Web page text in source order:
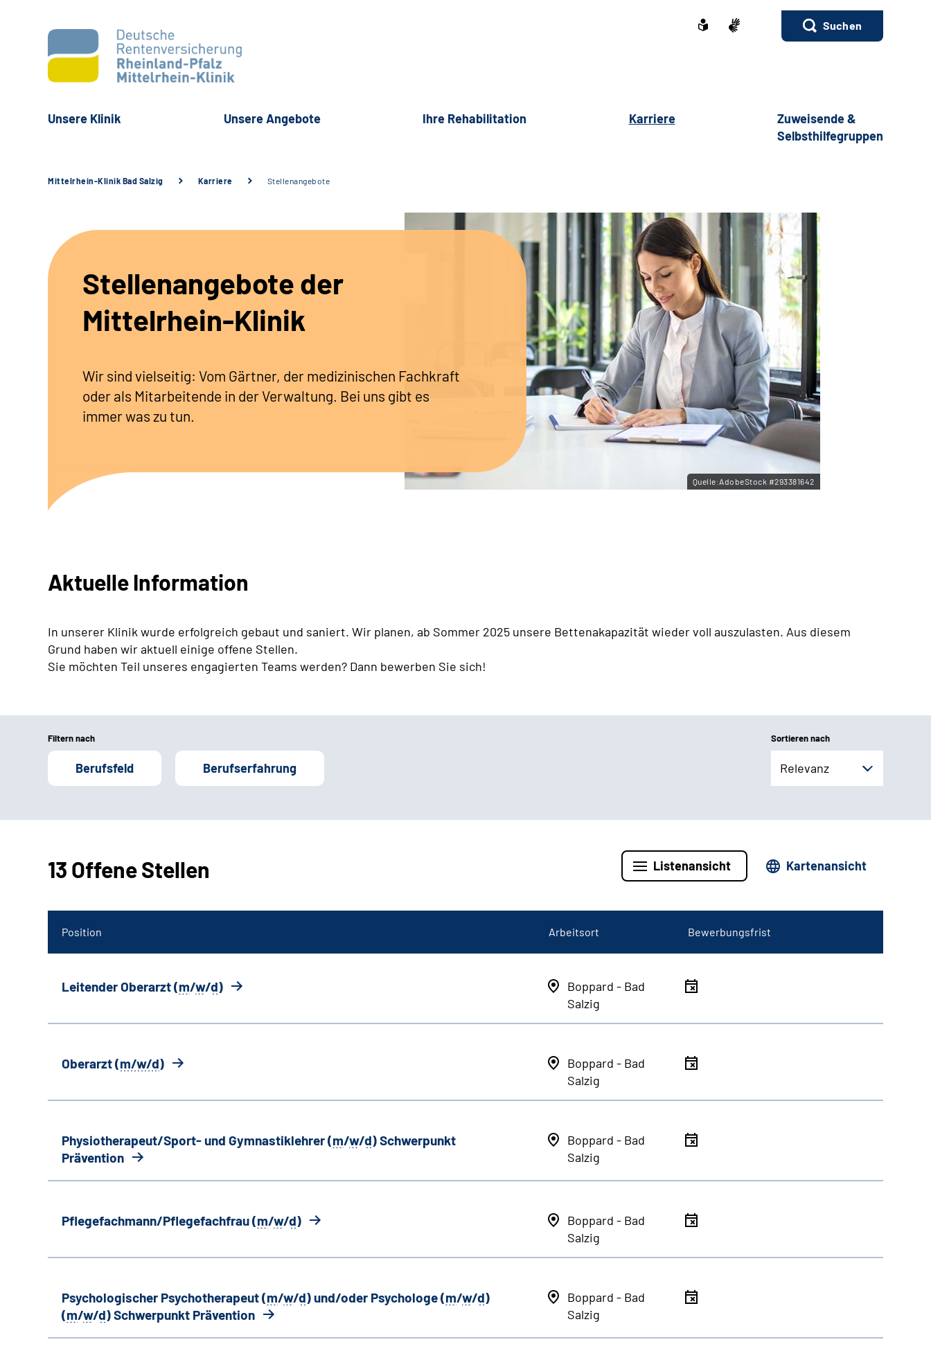
Suchen
Unsere Klinik Unsere Angebote Ihre Rehabilitation Karriere
Zuweisende &
Selbsthilfegruppen
Mittelrhein-Klinik Bad Salzig Karriere Stellenangebote
Stellenangebote der
Mittelrhein-Klinik
Wir sind vielseitig: Vom Gärtner, der medizinischen Fachkraft
oder als Mitarbeitende in der Verwaltung. Bei uns gibt es
immer was zu tun.
Quelle:AdobeStock #293381642
Aktuelle Information
In unserer Klinik wurde erfolgreich gebaut und saniert. Wir planen, ab Sommer 2025 unsere Bettenakapazität wieder voll auszulasten. Aus diesem
Grund haben wir aktuell einige offene Stellen.
Sie möchten Teil unseres engagierten Teams werden? Dann bewerben Sie sich!
Filtern nach
Berufsfeld Berufserfahrung
Sortieren nach
Relevanz
13 Offene Stellen Listenansicht Kartenansicht
Position Arbeitsort Bewerbungsfrist
Leitender Oberarzt (m/w/d)
Boppard - Bad
Salzig
Oberarzt (m/w/d)
Boppard - Bad
Salzig
Physiotherapeut/Sport- und Gymnastiklehrer (m/w/d) Schwerpunkt
Prävention
Boppard - Bad
Salzig
Pflegefachmann/Pflegefachfrau (m/w/d)
Boppard - Bad
Salzig
Psychologischer Psychotherapeut (m/w/d) und/oder Psychologe (m/w/d)
(m/w/d) Schwerpunkt Prävention
Boppard - Bad
Salzig